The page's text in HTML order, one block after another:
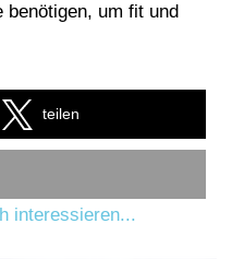
benötigen, um fit und
teilen
interessieren...